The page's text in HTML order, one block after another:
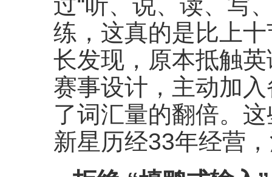
练，这真的是比上
长发现，原本抵触
赛事设计，主动加
了词汇量的翻倍。
新星历经33年经营